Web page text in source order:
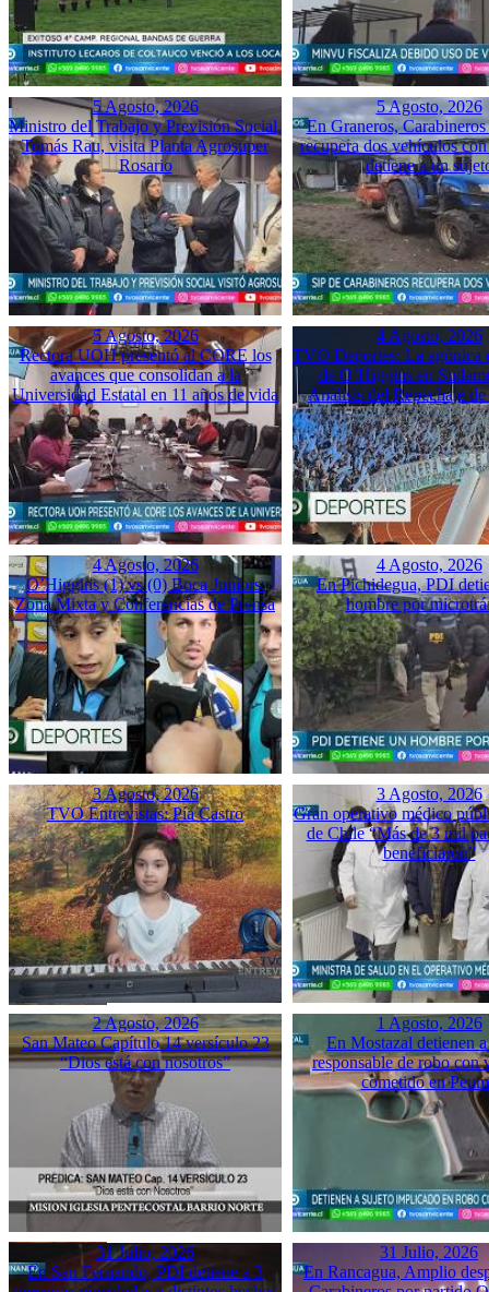
5 Agosto, 2026
Ministro del Trabajo y Previsión Social,
Tomás Rau, visita Planta Agrosuper
Rosario
5 Agosto, 2026
En Graneros,
recupera dos vehículos
detiene a un
5 Agosto, 2026
Rectora UOH presentó al CORE los
avances que consolidan a la
Universidad Estatal en 11 años de vida
4 Agosto, 2026
TVO Deportes: La agónica
de O’Higgins en
Análisis del Repechaje de
4 Agosto, 2026
O’Higgins (1) vs (0) Boca Juniors:
Zona Mixta y Conferencias de Prensa
4 Agosto, 2026
En Pichidegua, PDI
hombre por
3 Agosto, 2026
TVO Entrevistas: Pía Castro
3 Agosto, 2026
Gran operativo médico
de Chile “Más de 3 mil
beneficiaron”
2 Agosto, 2026
San Mateo Capítulo 14 versículo 23
“Dios está con nosotros”
1 Agosto, 2026
En Mostazal detienen
responsable de robo con
cometido en
31 Julio, 2026
En San Fernando, PDI detiene a 3
31 Julio, 2026
En Rancagua, Amplio